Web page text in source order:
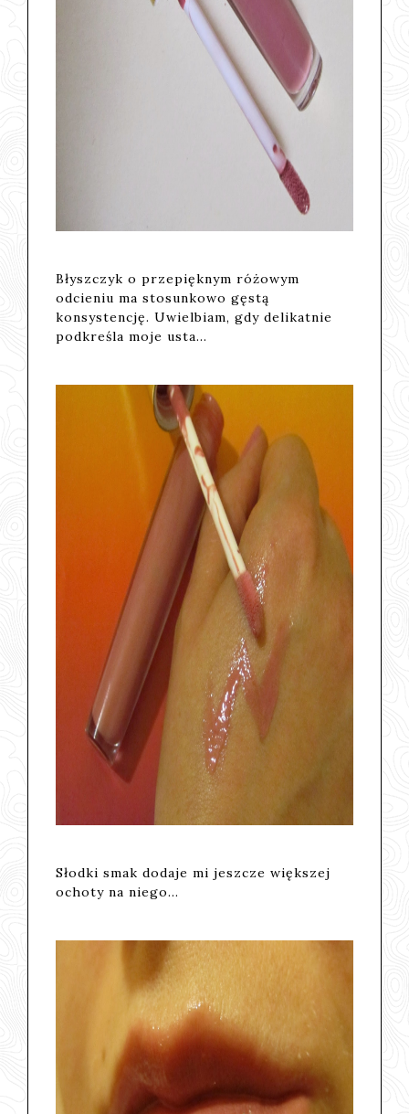
Błyszczyk o przepięknym różowym
odcieniu ma stosunkowo gęstą
konsystencję. Uwielbiam, gdy delikatnie
podkreśla moje usta...
Słodki smak dodaje mi jeszcze większej
ochoty na niego...